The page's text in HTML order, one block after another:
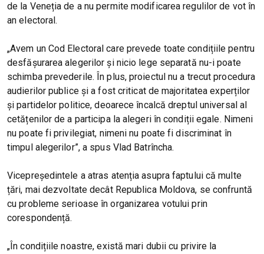
de la Veneția de a nu permite modificarea regulilor de vot în
an electoral.
„Avem un Cod Electoral care prevede toate condițiile pentru
desfășurarea alegerilor și nicio lege separată nu-i poate
schimba prevederile. În plus, proiectul nu a trecut procedura
audierilor publice și a fost criticat de majoritatea experților
și partidelor politice, deoarece încalcă dreptul universal al
cetățenilor de a participa la alegeri în condiții egale. Nimeni
nu poate fi privilegiat, nimeni nu poate fi discriminat în
timpul alegerilor”, a spus Vlad Batrîncha.
Vicepreședintele a atras atenția asupra faptului că multe
țări, mai dezvoltate decât Republica Moldova, se confruntă
cu probleme serioase în organizarea votului prin
corespondență.
„În condițiile noastre, există mari dubii cu privire la